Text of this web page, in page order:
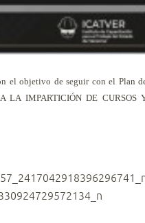
el objetivo de seguir con el Plan
LA IMPARTICIÓN DE CURSOS